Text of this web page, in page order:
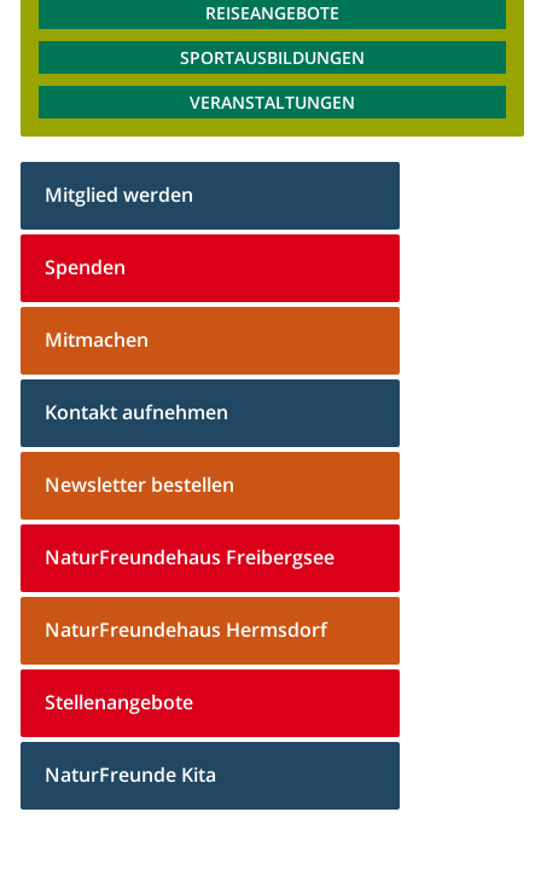
REISEANGEBOTE
SPORTAUSBILDUNGEN
VERANSTALTUNGEN
Mitglied werden
Spenden
Mitmachen
Kontakt aufnehmen
Newsletter bestellen
NaturFreundehaus Freibergsee
NaturFreundehaus Hermsdorf
Stellenangebote
NaturFreunde Kita